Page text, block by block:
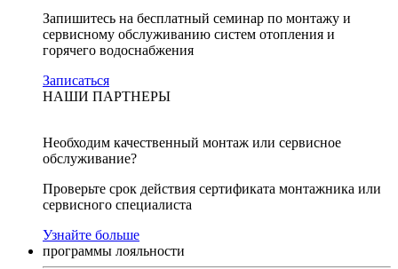
Запишитесь на бесплатный семинар по монтажу и
сервисному обслуживанию систем отопления и
горячего водоснабжения
Записаться
НАШИ ПАРТНЕРЫ
Необходим качественный монтаж или сервисное
обслуживание?
Проверьте срок действия сертификата монтажника или
сервисного специалиста
Узнайте больше
программы лояльности